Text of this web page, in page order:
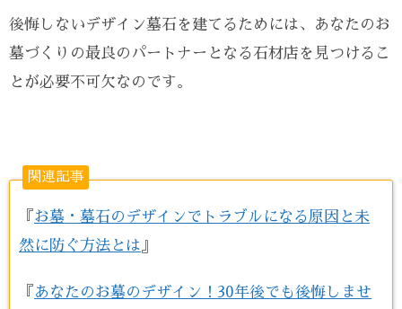
後悔しないデザイン墓石を建てるためには、あなたのお
墓づくりの最良のパートナーとなる石材店を見つけるこ
とが必要不可欠なのです。
関連記事
『 お墓・墓石のデザインでトラブルになる原因と未
然に防ぐ方法とは 』
『 あなたのお墓のデザイン！30年後でも後悔しませ